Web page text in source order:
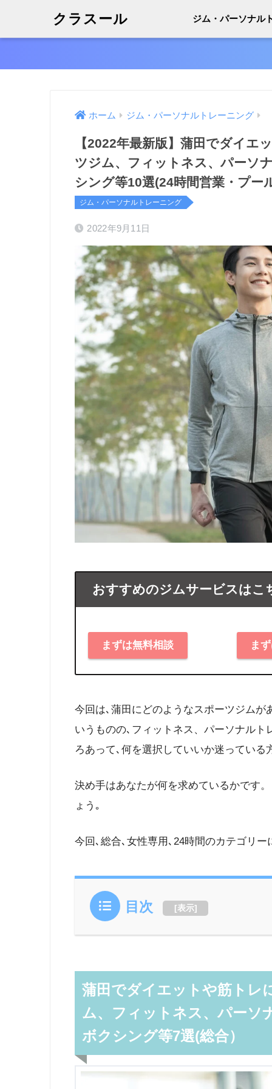
クラスール ジム・パーソナル
ホーム ジム・パーソナルトレーニング
【2022年最新版】蒲田でダイエ
ツジム、フィットネス、パーソ
シング等10選(24時間営業・プー
ジム・パーソナルトレーニング
2022年9月11日
おすすめのジムサービスはこ
まずは無料相談 ま
今回は､蒲田にどのようなスポーツジム
いうものの､フィットネス、パーソナル
ろあって､何を選択していいか迷っている
決め手はあなたが何を求めているかです
ょう｡
今回､総合､女性専用､24時間のカテゴリー
目次 [表示]
蒲田でダイエットや筋トレ
ム、フィットネス、パーソ
ボクシング等7選(総合）